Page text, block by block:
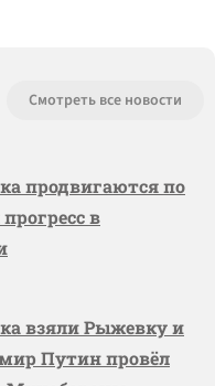
Смотреть все новости
продвигаются по
в
взяли Рыжевку и
Путин провёл